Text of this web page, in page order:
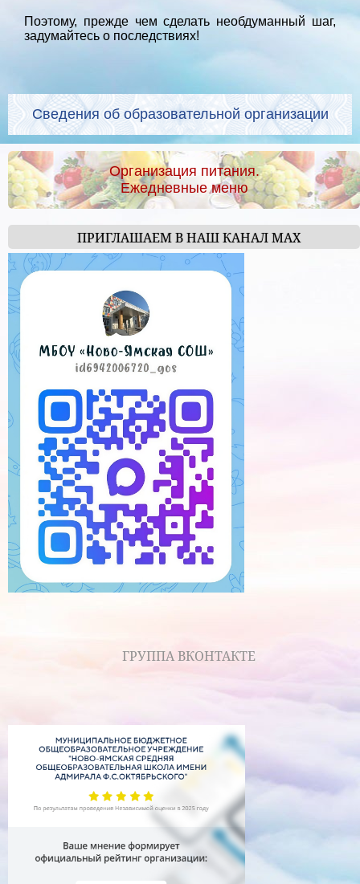
Поэтому, прежде чем сделать необдуманный шаг,
задумайтесь о последствиях!
Сведения об образовательной организации
Организация питания.
Ежедневные меню
ПРИГЛАШАЕМ В НАШ КАНАЛ МАХ
ГРУППА ВКОНТАКТЕ